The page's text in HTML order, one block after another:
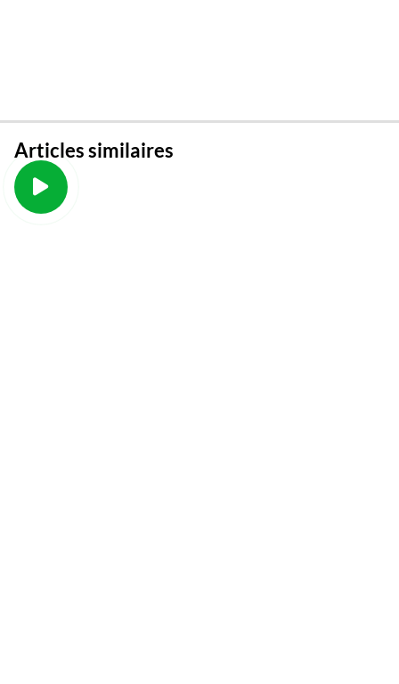
Articles similaires